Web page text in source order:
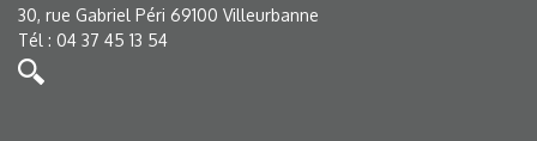
30, rue Gabriel Péri 69100 Villeurbanne
Tél : 04 37 45 13 54